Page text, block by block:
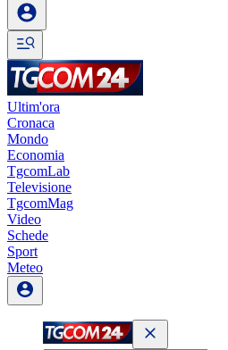
Ultim'ora
Cronaca
Mondo
Economia
TgcomLab
Televisione
TgcomMag
Video
Schede
Sport
Meteo